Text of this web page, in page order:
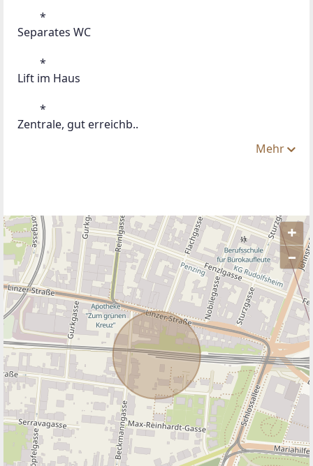
*
Separates WC
*
Lift im Haus
*
Zentrale, gut erreichb..
Mehr
+
–
ANBIETER KONTAKTIEREN